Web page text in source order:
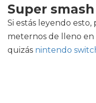
Super
Si estás leyendo
meternos de lleno
quizás nintendo